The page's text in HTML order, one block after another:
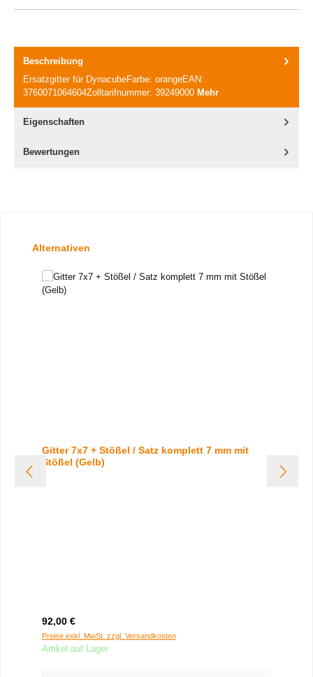
Beschreibung
Ersatzgitter für DynacubeFarbe: orangeEAN:
3760071064604Zolltarifnummer: 39249000 Mehr
Eigenschaften
Bewertungen
Produktgalerie überspringen
Alternativen
Gitter 7x7 + Stößel / Satz komplett 7 mm mit
Stößel (Gelb)
Regulärer Preis:
92,00 €
Preise exkl. MwSt. zzgl. Versandkosten
Artikel auf Lager